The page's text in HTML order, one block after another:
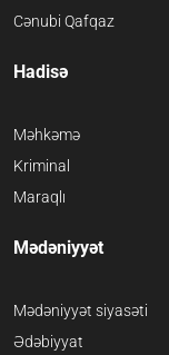
Cənubi Qafqaz
Hadisə
Məhkəmə
Kriminal
Maraqlı
Mədəniyyət
Mədəniyyət siyasəti
Ədəbiyyat